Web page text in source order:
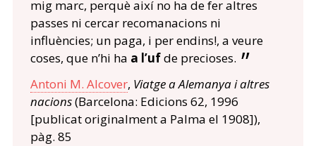
mig marc, perquè així no ha de fer altres
passes ni cercar recomanacions ni
influències; un paga, i per endins!, a veure
coses, que n’hi ha a l’ufde precioses.
Antoni M. Alcover, Viatge a Alemanya i altres
nacions(Barcelona: Edicions 62, 1996
[publicat originalment a Palma el 1908]),
pàg. 85